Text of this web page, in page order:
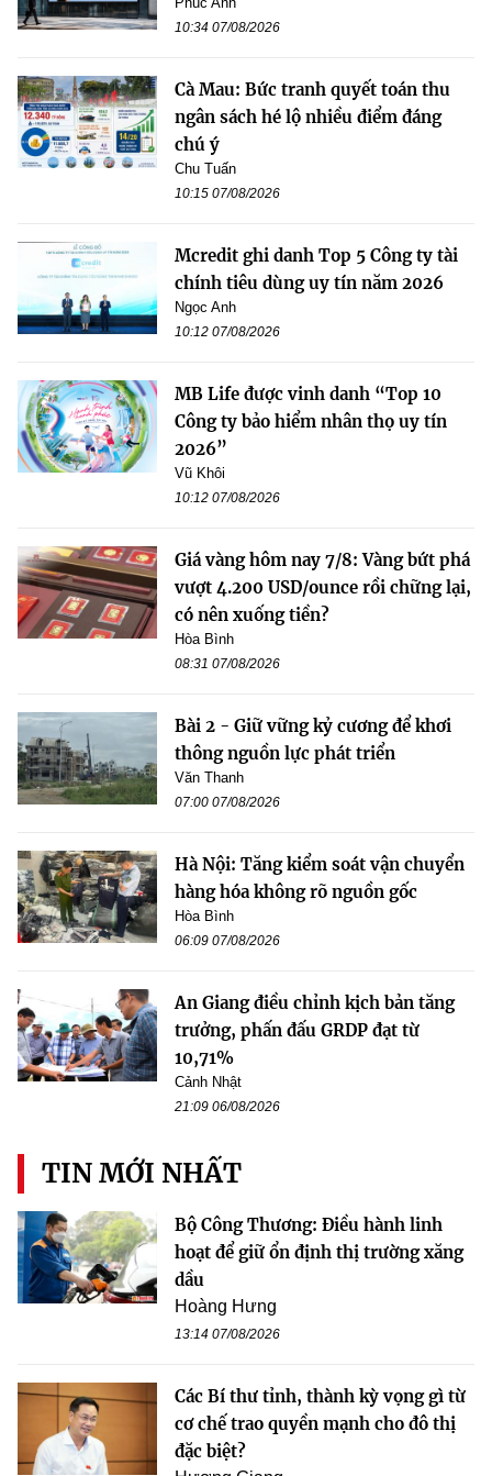
10:34 07/08/2026
Cà Mau: Bức tranh quyết toán thu
ngân sách hé lộ nhiều điểm đáng
chú ý
Chu Tuấn
10:15 07/08/2026
Mcredit ghi danh Top 5 Công ty tài
chính tiêu dùng uy tín năm 2026
Ngọc Anh
10:12 07/08/2026
MB Life được vinh danh “Top 10
Công ty bảo hiểm nhân thọ uy tín
2026”
Vũ Khôi
10:12 07/08/2026
Giá vàng hôm nay 7/8: Vàng bứt phá
vượt 4.200 USD/ounce rồi chững lại,
có nên xuống tiền?
Hòa Bình
08:31 07/08/2026
Bài 2 - Giữ vững kỷ cương để khơi
thông nguồn lực phát triển
Văn Thanh
07:00 07/08/2026
Hà Nội: Tăng kiểm soát vận chuyển
hàng hóa không rõ nguồn gốc
Hòa Bình
06:09 07/08/2026
An Giang điều chỉnh kịch bản tăng
trưởng, phấn đấu GRDP đạt từ
10,71%
Cảnh Nhật
21:09 06/08/2026
TIN MỚI NHẤT
Bộ Công Thương: Điều hành linh
hoạt để giữ ổn định thị trường xăng
dầu
Hoàng Hưng
13:14 07/08/2026
Các Bí thư tỉnh, thành kỳ vọng gì từ
cơ chế trao quyền mạnh cho đô thị
đặc biệt?